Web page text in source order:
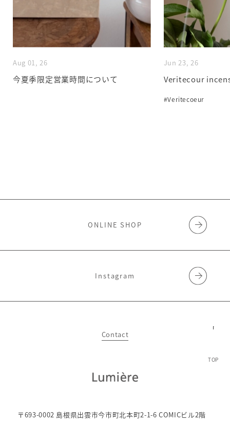
Aug 01, 26
今夏季限定営業時間について
Jun 23, 26
Veritecour
#Veritecoeur
TOP
ONLINE SHOP
Instagram
Contact
〒693-0002 島根県出雲市今市町北本町2-1-6 COMICビル2階